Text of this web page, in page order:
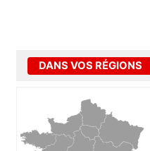
DANS VOS RÉGIONS